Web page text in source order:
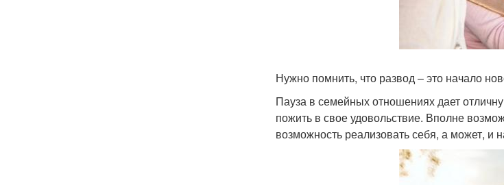
Нужно помнить, что развод – это начало
Пауза в семейных отношениях дает
пожить в свое удовольствие. Вполне
возможность реализовать себя, а может, и